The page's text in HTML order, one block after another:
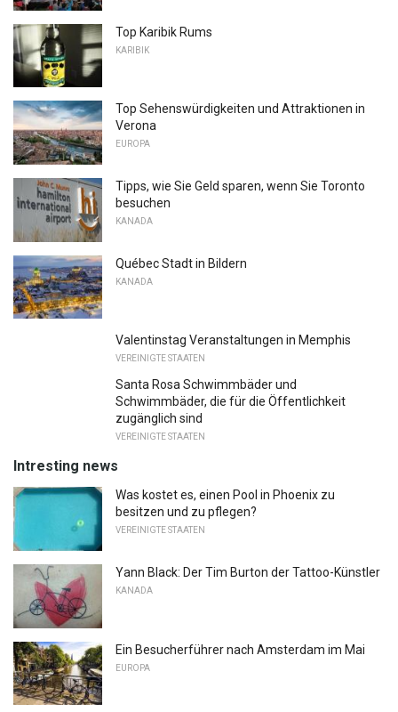
Top Karibik Rums
KARIBIK
Top Sehenswürdigkeiten und Attraktionen in
Verona
EUROPA
Tipps, wie Sie Geld sparen, wenn Sie Toronto
besuchen
KANADA
Québec Stadt in Bildern
KANADA
Valentinstag Veranstaltungen in Memphis
VEREINIGTE STAATEN
Santa Rosa Schwimmbäder und
Schwimmbäder, die für die Öffentlichkeit
zugänglich sind
VEREINIGTE STAATEN
Intresting news
Was kostet es, einen Pool in Phoenix zu
besitzen und zu pflegen?
VEREINIGTE STAATEN
Yann Black: Der Tim Burton der Tattoo-Künstler
KANADA
Ein Besucherführer nach Amsterdam im Mai
EUROPA